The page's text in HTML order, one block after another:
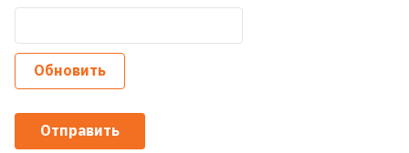
Обновить
Отправить